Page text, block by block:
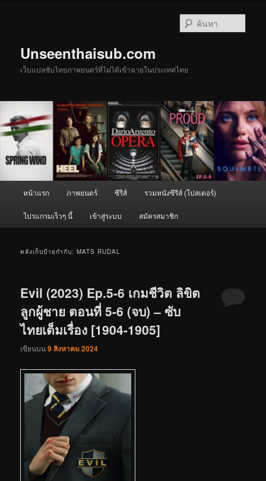
Unseenthaisub.com
เว็บแปลซับไทยภาพยนตร์ที่ไม่ได้เข้าฉายในประเทศไทย
หน้าแรก ภาพยนตร์ ซีรีส์ รวมหนังซีรีส์ (โปสเตอร์)
โปรแกรมเร็วๆ นี้ เข้าสู่ระบบ สมัครสมาชิก
คลังเก็บป้ายกำกับ:MATS RUDAL
Evil (2023) Ep.5-6 เกมชีวิต ลิขิต
ลูกผู้ชาย ตอนที่ 5-6 (จบ) – ซับ
ไทยเต็มเรื่อง [1904-1905]
เขียนบน9 สิงหาคม 2024